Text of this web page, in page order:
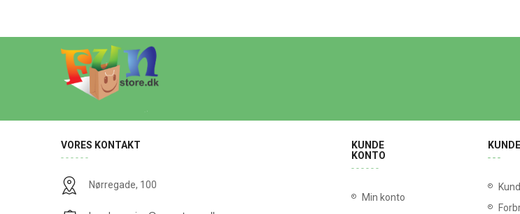
VORES KONTAKT
Nørregade, 100
KUNDE
KONTO
Min konto